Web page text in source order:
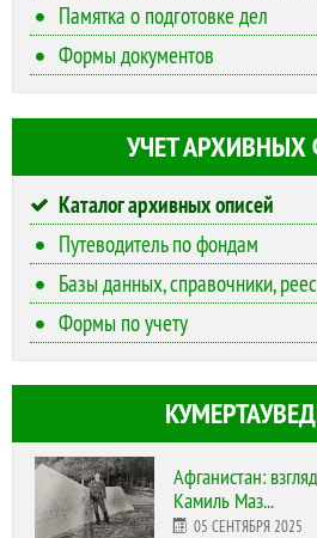
Памятка о подготовке дел
Формы документов
УЧЕТ
Каталог архивных описей
Путеводитель по фондам
Базы данных, справочники,
Формы по учету
Афганистан:
Камиль Маз...
05 СЕНТЯБРЯ 2025